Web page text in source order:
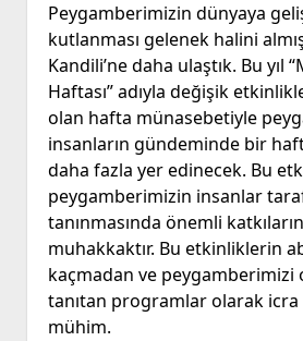
Gizlilik Politikası
Çerez Politikası
İletişim
Başvuru
Peygamberimizin dünyaya
kutlanması gelenek halini
Kandili’ne daha ulaştık. Bu yıl
Haftası” adıyla değişik
olan hafta münasebetiyle
insanların gündeminde bir
daha fazla yer edinecek. Bu
peygamberimizin insanlar
tanınmasında önemli
muhakkaktır. Bu etkinliklerin
kaçmadan ve peygamberimizi
tanıtan programlar olarak
mühim.